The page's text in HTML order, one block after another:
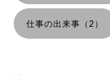
仕事の出来事（2）